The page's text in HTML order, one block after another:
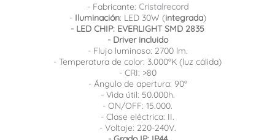
- Fabricante: Cristalrecord
- Iluminación: LED 30W (integrada)
- LED CHIP: EVERLIGHT SMD 2835
- Driver incluido
- Flujo luminoso: 2700 lm.
- Temperatura de color: 3.000ºK (luz cálida)
- CRI: >80
- Ángulo de apertura: 90º
- Vida útil: 50.000h.
- ON/OFF: 15.000.
- Clase eléctrica: II.
- Voltaje: 220-240V.